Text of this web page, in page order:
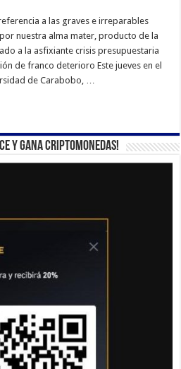
a las graves e irreparables
nuestra alma mater, producto de la
a la asfixiante crisis presupuestaria
de franco deterioro Este jueves en el
de Carabobo, …
y gana criptomonedas!